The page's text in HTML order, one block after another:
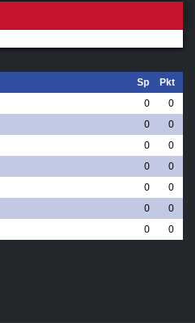
Sp
Pkt
0
0
0
0
0
0
0
0
0
0
0
0
0 0